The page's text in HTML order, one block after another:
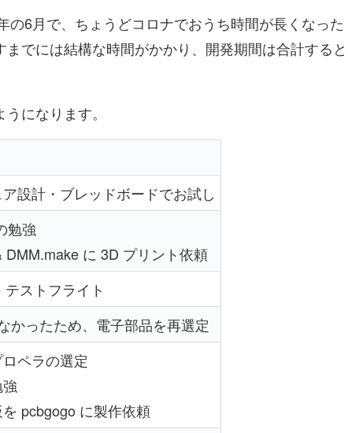
6月で、ちょうどコロナでおうち時間が長くなった
でには結構な時間がかかり、開発期間は合計すると
になります。
設計・ブレッドボードでお試し
勉強
DMM.make に 3D プリント依頼
ストフライト
かったため、電子部品を再選定
ペラの選定
pcbgogo に製作依頼